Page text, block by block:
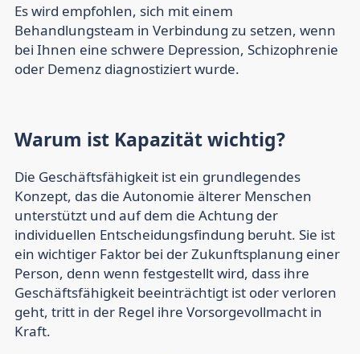
Es wird empfohlen, sich mit einem
Behandlungsteam in Verbindung zu setzen, wenn
bei Ihnen eine schwere Depression, Schizophrenie
oder Demenz diagnostiziert wurde.
Warum ist Kapazität wichtig?
Die Geschäftsfähigkeit ist ein grundlegendes
Konzept, das die Autonomie älterer Menschen
unterstützt und auf dem die Achtung der
individuellen Entscheidungsfindung beruht. Sie ist
ein wichtiger Faktor bei der Zukunftsplanung einer
Person, denn wenn festgestellt wird, dass ihre
Geschäftsfähigkeit beeinträchtigt ist oder verloren
geht, tritt in der Regel ihre Vorsorgevollmacht in
Kraft.